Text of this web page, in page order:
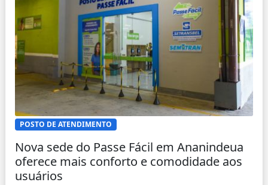
POSTO DE ATENDIMENTO
Nova sede do Passe Fácil em Ananindeua
oferece mais conforto e comodidade aos
usuários